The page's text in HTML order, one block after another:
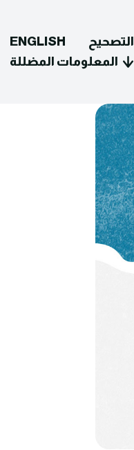
ENGLISH
المعلومات المضللة